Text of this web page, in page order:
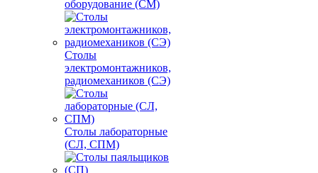
оборудование (СМ)
Столы
электромонтажников,
радиомехаников (СЭ)
Столы лабораторные
(СЛ, СПМ)